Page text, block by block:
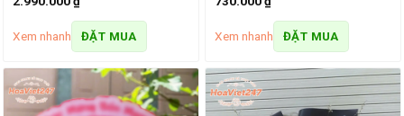
Xem nhanh ĐẶT MUA Xem nhanh ĐẶT MUA